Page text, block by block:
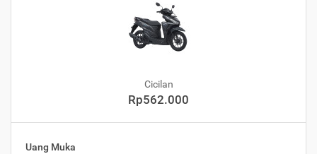
Cicilan
Rp562.000
Uang Muka